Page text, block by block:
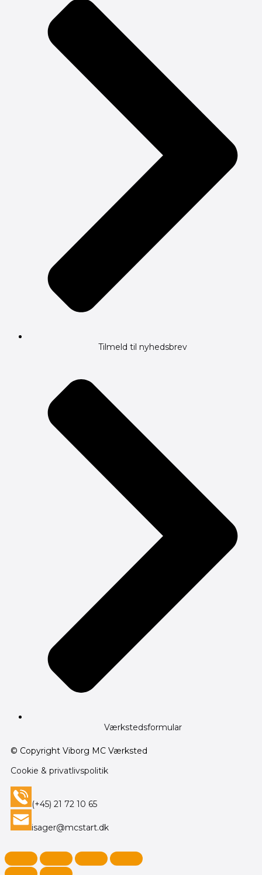
Tilmeld til nyhedsbrev
Værkstedsformular
© Copyright Viborg MC Værksted
Cookie & privatlivspolitik
(+45) 21 72 10 65
isager@mcstart.dk